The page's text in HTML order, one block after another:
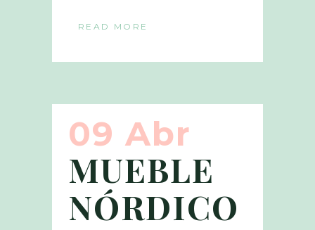
READ MORE
09 Abr
MUEBLE
NÓRDICO